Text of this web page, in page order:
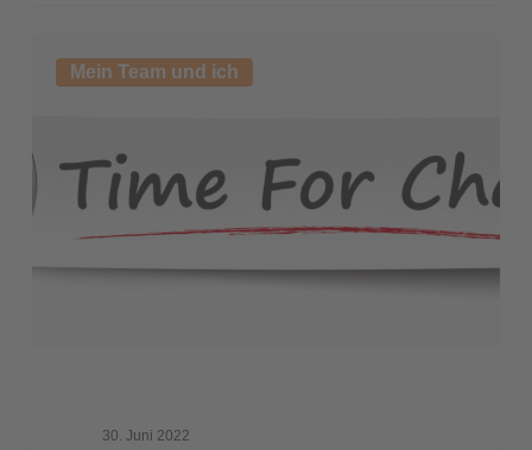
Mein Team und ich
30. Juni 2022